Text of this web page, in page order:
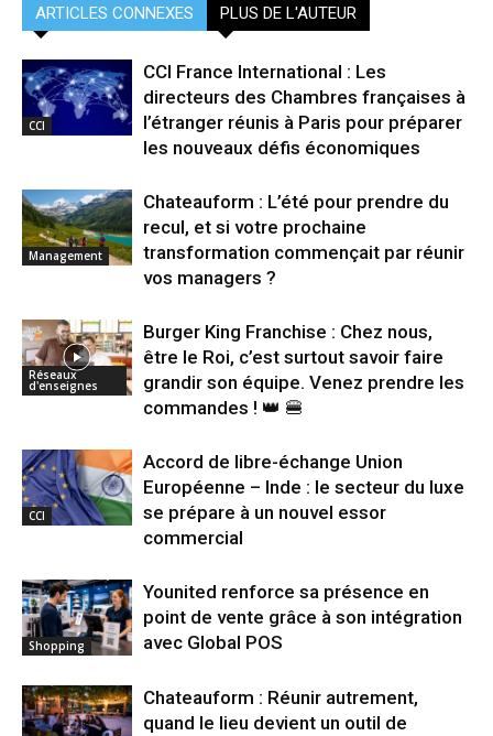
ARTICLES CONNEXES PLUS DE L'AUTEUR
CCI
CCI France International : Les
directeurs des Chambres françaises à
l’étranger réunis à Paris pour préparer
les nouveaux défis économiques
Management
Chateauform : L’été pour prendre du
recul, et si votre prochaine
transformation commençait par réunir
vos managers ?
Réseaux
d'enseignes
Burger King Franchise : Chez nous,
être le Roi, c’est surtout savoir faire
grandir son équipe. Venez prendre les
commandes ! 👑 🍔
CCI
Accord de libre-échange Union
Européenne – Inde : le secteur du luxe
se prépare à un nouvel essor
commercial
Shopping
Younited renforce sa présence en
point de vente grâce à son intégration
avec Global POS
Chateauform : Réunir autrement,
quand le lieu devient un outil de